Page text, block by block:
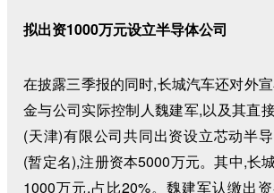
拟出资1000万元设立半导体公司
在披露三季报的同时,长城汽车还对外
金与公司实际控制人魏建军,以及其直
(天津)有限公司共同出资设立芯动半
(暂定名),注册资本5000万元。其中,长
1000万元,占比20%。魏建军认缴出